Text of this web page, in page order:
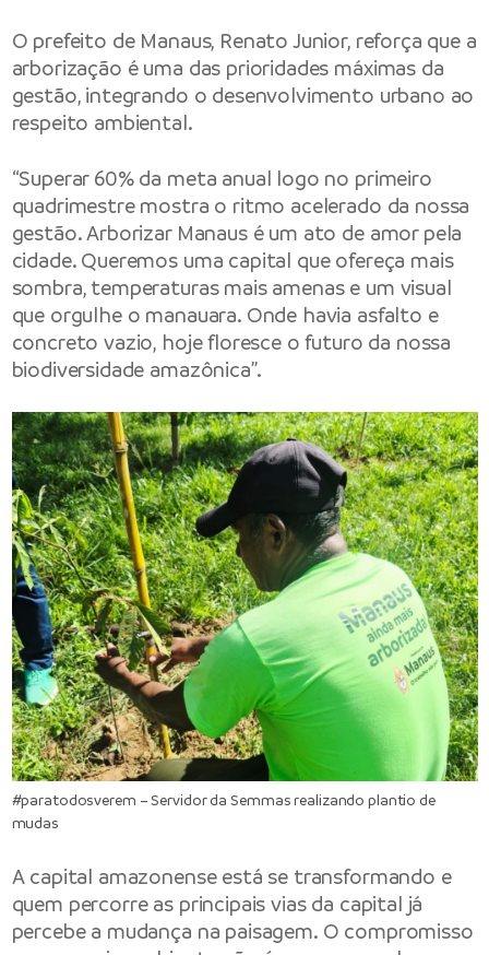
O prefeito de Manaus, Renato Junior, reforça que a
arborização é uma das prioridades máximas da
gestão, integrando o desenvolvimento urbano ao
respeito ambiental.
“Superar 60% da meta anual logo no primeiro
quadrimestre mostra o ritmo acelerado da nossa
gestão. Arborizar Manaus é um ato de amor pela
cidade. Queremos uma capital que ofereça mais
sombra, temperaturas mais amenas e um visual
que orgulhe o manauara. Onde havia asfalto e
concreto vazio, hoje floresce o futuro da nossa
biodiversidade amazônica”.
#paratodosverem – Servidor da Semmas realizando plantio de
mudas
A capital amazonense está se transformando e
quem percorre as principais vias da capital já
percebe a mudança na paisagem. O compromisso